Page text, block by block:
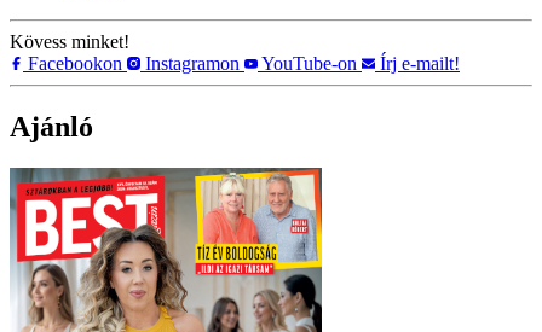
Kövess minket!
Facebookon
Instagramon YouTube-on Írj e-mailt!
Ajánló